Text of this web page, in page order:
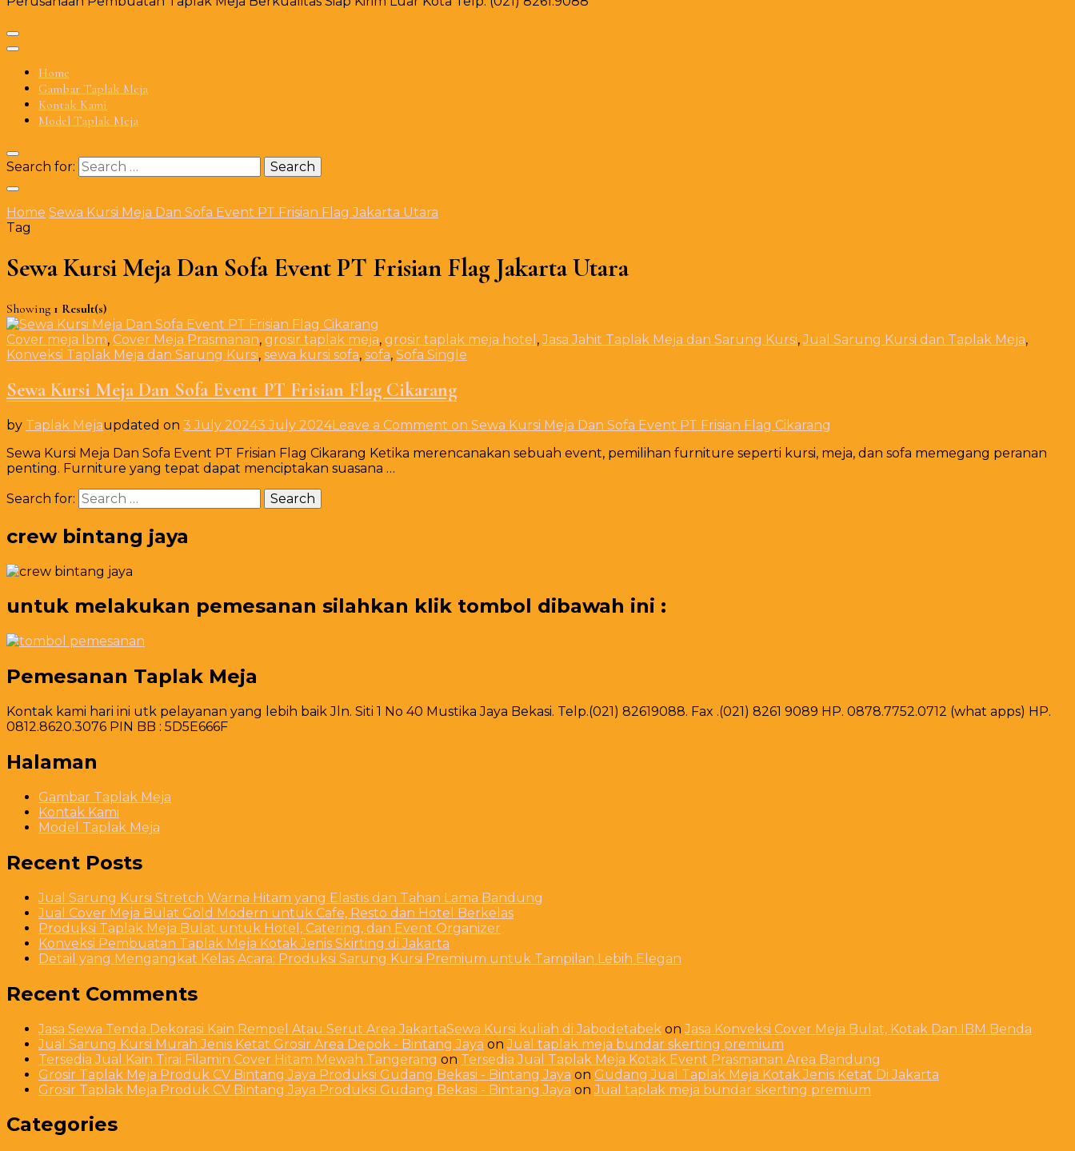
Home
Gambar Taplak Meja
Kontak Kami
Model Taplak Meja
Search for:
Home Sewa Kursi Meja Dan Sofa Event PT Frisian Flag Jakarta Utara
Tag
Sewa Kursi Meja Dan Sofa Event PT Frisian Flag Jakarta Utara
Showing 1 Result(s)
Cover meja Ibm, Cover Meja Prasmanan, grosir taplak meja, grosir taplak meja hotel ,Jasa Jahit Taplak Meja dan Sarung Kursi,Jual Sarung Kursi dan Taplak Meja,
Konveksi Taplak Meja dan Sarung Kursi, sewa kursi sofa, sofa, Sofa Single
Sewa Kursi Meja Dan Sofa Event PT Frisian Flag Cikarang
by Taplak Mejaupdated on 3 July 20243 July 2024Leave a Comment on Sewa Kursi Meja Dan Sofa Event PT Frisian Flag Cikarang
Sewa Kursi Meja Dan Sofa Event PT Frisian Flag Cikarang Ketika merencanakan sebuah event, pemilihan furniture seperti kursi, meja, dan sofa memegang peranan
penting. Furniture yang tepat dapat menciptakan suasana …
Search for:
crew bintang jaya
untuk melakukan pemesanan silahkan klik tombol dibawah ini :
Pemesanan Taplak Meja
Kontak kami hari ini utk pelayanan yang lebih baik Jln. Siti 1 No 40 Mustika Jaya Bekasi. Telp.(021) 82619088. Fax .(021) 8261 9089 HP. 0878.7752.0712 (what apps) HP.
0812.8620.3076 PIN BB : 5D5E666F
Halaman
Gambar Taplak Meja
Kontak Kami
Model Taplak Meja
Recent Posts
Jual Sarung Kursi Stretch Warna Hitam yang Elastis dan Tahan Lama Bandung
Jual Cover Meja Bulat Gold Modern untuk Cafe, Resto dan Hotel Berkelas
Produksi Taplak Meja Bulat untuk Hotel, Catering, dan Event Organizer
Konveksi Pembuatan Taplak Meja Kotak Jenis Skirting di Jakarta
Detail yang Mengangkat Kelas Acara: Produksi Sarung Kursi Premium untuk Tampilan Lebih Elegan
Recent Comments
Jasa Sewa Tenda Dekorasi Kain Rempel Atau Serut Area JakartaSewa Kursi kuliah di Jabodetabek onJasa Konveksi Cover Meja Bulat, Kotak Dan IBM Benda
Jual Sarung Kursi Murah Jenis Ketat Grosir Area Depok - Bintang Jaya onJual taplak meja bundar skerting premium
Tersedia Jual Kain Tirai Filamin Cover Hitam Mewah Tangerang on Tersedia Jual Taplak Meja Kotak Event Prasmanan Area Bandung
Grosir Taplak Meja Produk CV Bintang Jaya Produksi Gudang Bekasi - Bintang Jaya on Gudang Jual Taplak Meja Kotak Jenis Ketat Di Jakarta
Grosir Taplak Meja Produk CV Bintang Jaya Produksi Gudang Bekasi - Bintang Jaya onJual taplak meja bundar skerting premium
Categories